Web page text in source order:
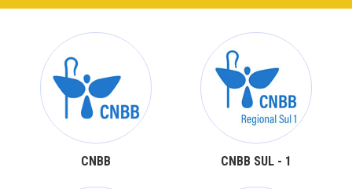
CNBB CNBB SUL - 1